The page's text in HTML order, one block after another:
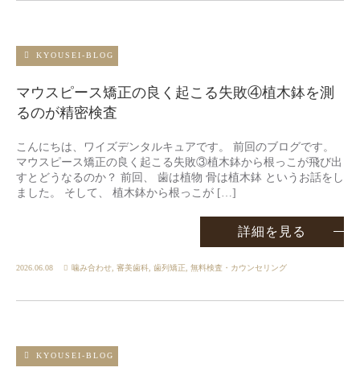
KYOUSEI-BLOG
マウスピース矯正の良く起こる失敗④植木鉢を測
るのが精密検査
こんにちは、ワイズデンタルキュアです。 前回のブログです。
マウスピース矯正の良く起こる失敗③植木鉢から根っこが飛び出
すとどうなるのか？ 前回、 歯は植物 骨は植木鉢 というお話をし
ました。 そして、 植木鉢から根っこが […]
詳細を見る
2026.06.08 噛み合わせ 審美歯科 歯列矯正 無料検査・カウンセリング
KYOUSEI-BLOG